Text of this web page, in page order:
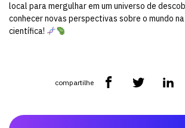
local para mergulhar em um universo de
conhecer novas perspectivas sobre o mundo
científica!
compartilhe